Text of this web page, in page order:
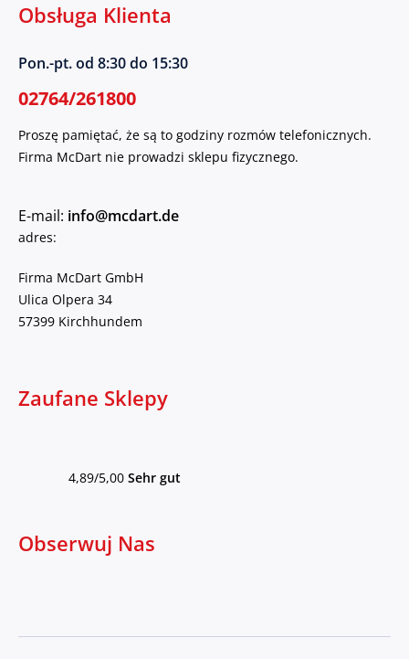
Obsługa Klienta
Pon.-pt. od 8:30 do 15:30
02764/261800
Proszę pamiętać, że są to godziny rozmów telefonicznych.
Firma McDart nie prowadzi sklepu fizycznego.
E-mail: info@mcdart.de
adres:
Firma McDart GmbH
Ulica Olpera 34
57399 Kirchhundem
Zaufane Sklepy
4,89/5,00 Sehr gut
Obserwuj Nas